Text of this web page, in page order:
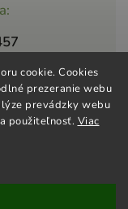
cookie. Cookies
prezeranie webu
prevádzky webu
použiteľnosť. Viac